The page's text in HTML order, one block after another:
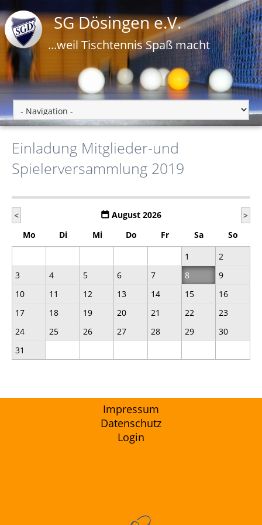
SG Dösingen e.V.
...weil Tischtennis Spaß macht
Einladung Mitglieder-und
Spielerversammlung 2019
< August 2026
>
Mo
Di Mi Do Fr Sa
So
1
2
3
4 5 6 7 8
9
10
11 12 13 14 15
16
17
18 19 20 21 22
23
24
25 26 27 28 29
30
31
Impressum
Datenschutz
Login